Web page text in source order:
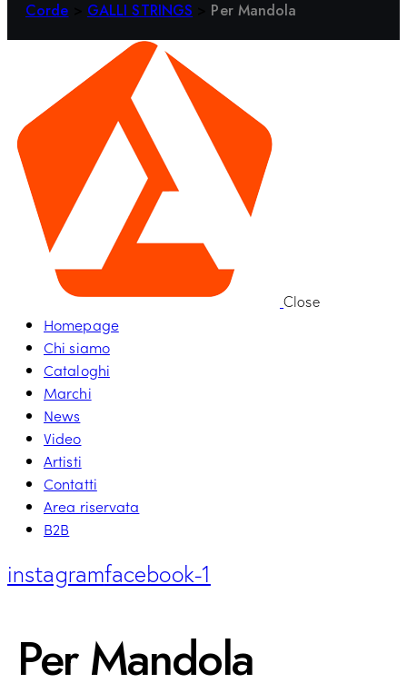
Corde GALLI STRINGS Per Mandola
Close
Homepage
Chi siamo
Cataloghi
Marchi
News
Video
Artisti
Contatti
Area riservata
B2B
instagramfacebook-1
Per Mandola